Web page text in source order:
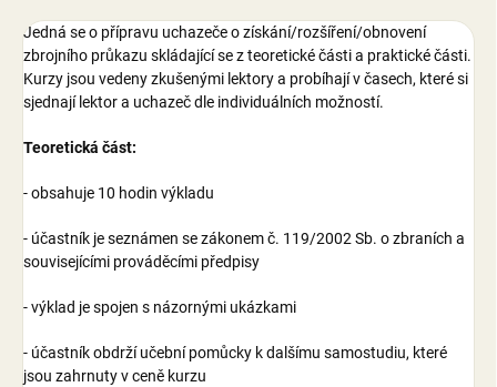
Jedná se o přípravu uchazeče o získání/rozšíření/obnovení
zbrojního průkazu skládající se z teoretické části a praktické části.
Kurzy jsou vedeny zkušenými lektory a probíhají v časech, které si
sjednají lektor a uchazeč dle individuálních možností.
Teoretická část:
- obsahuje 10 hodin výkladu
- účastník je seznámen se zákonem č. 119/2002 Sb. o zbraních a
souvisejícími prováděcími předpisy
- výklad je spojen s názornými ukázkami
- účastník obdrží učební pomůcky k dalšímu samostudiu, které
jsou zahrnuty v ceně kurzu